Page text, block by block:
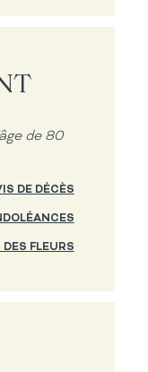
de 80
DE DÉCÈS
DES FLEURS